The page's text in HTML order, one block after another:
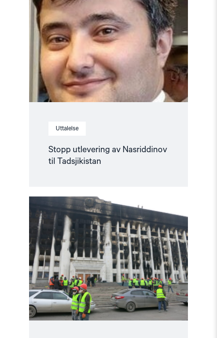
Uttalelse
Stopp utlevering av Nasriddinov
til Tadsjikistan
av
Nasriddinov
til
Tadsjikistan"
Read
article
"Uroen
Kasakhstan:
Hva
skjedde
egentlig?"